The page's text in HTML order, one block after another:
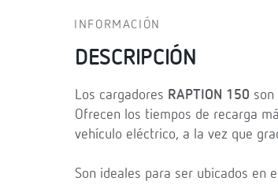
INFORMACIÓN
DESCRIPCIÓN
Los cargadores RAPTION 150 son
Ofrecen los tiempos de recarga
vehículo eléctrico, a la vez que
Son ideales para ser ubicados en